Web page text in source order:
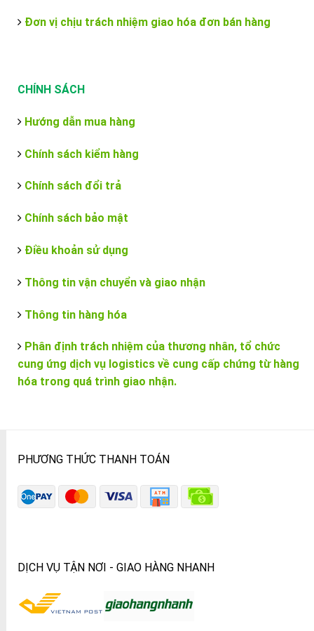
Đơn vị chịu trách nhiệm giao hóa đơn bán hàng
CHÍNH SÁCH
Hướng dẫn mua hàng
Chính sách kiểm hàng
Chính sách đổi trả
Chính sách bảo mật
Điều khoản sử dụng
Thông tin vận chuyển và giao nhận
Thông tin hàng hóa
Phân định trách nhiệm của thương nhân, tổ chức
cung ứng dịch vụ logistics về cung cấp chứng từ hàng
hóa trong quá trình giao nhận.
PHƯƠNG THỨC THANH TOÁN
DỊCH VỤ TẬN NƠI - GIAO HÀNG NHANH